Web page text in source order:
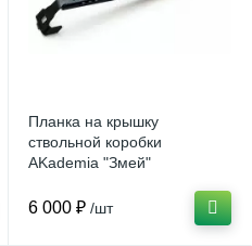
Планка на крышку
ствольной коробки
AKademia "Змей"
6 000 ₽ /шт